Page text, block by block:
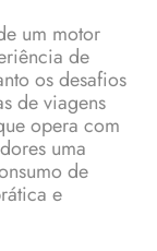
um motor
de
os desafios
de viagens
opera com
uma
de
e